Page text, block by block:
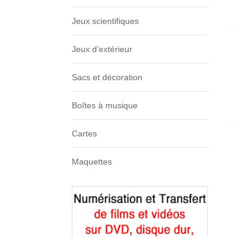
Jeux scientifiques
Jeux d’extérieur
Sacs et décoration
Boîtes à musique
Cartes
Maquettes